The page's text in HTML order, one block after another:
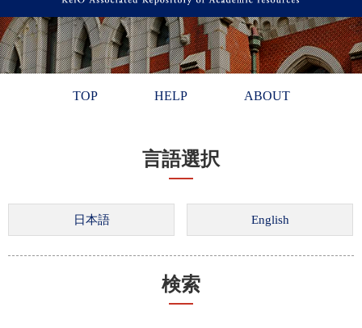
TOP HELP ABOUT
言語選択
検索